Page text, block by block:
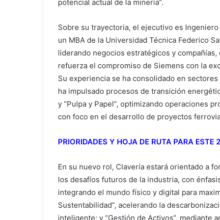
potencial actual de la minería”.
Sobre su trayectoria, el ejecutivo es
un MBA de la Universidad Técnica Federico
liderando negocios estratégicos y
refuerza el compromiso de Siemens con la
Su experiencia se ha consolidado en
ha impulsado procesos de transición
y “Pulpa y Papel”, optimizando operaciones
con foco en el desarrollo de proyectos
PRIORIDADES Y HOJA DE RUTA PARA ESTE
En su nuevo rol, Clavería estará orientado a
los desafíos futuros de la industria, con
integrando el mundo físico y digital para
Sustentabilidad”, acelerando la
inteligente; y “Gestión de Activos”, mediante